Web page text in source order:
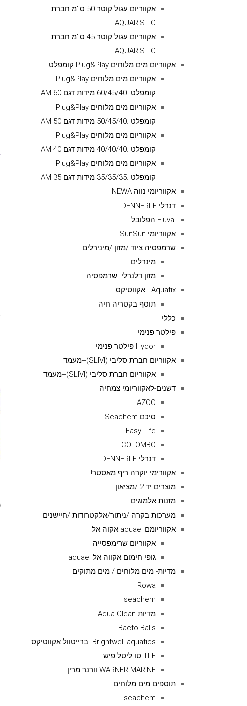
אקווריום עגול קוטר 50 ס''מ חברת
AQUARISTIC
אקווריום עגול קוטר 45 ס''מ חברת
AQUARISTIC
אקווריום מים מלוחים Plug&Play קומפלט
אקווריום מים מלוחים Plug&Play
קומפלט .60/45/40 מידות דגם AM 60
אקווריום מים מלוחים Plug&Play
קומפלט .50/45/40 מידות דגם AM 50
אקווריום מים מלוחים Plug&Play
קומפלט .40/40/40 מידות דגם AM 40
אקווריום מים מלוחים Plug&Play
קומפלט .35/35/35 מידות דגם AM 35
אקווריומי נווה NEWA
דנרלי DENNERLE
Fluval הפלובל
אקווריומי SunSun
שרמפסיה-ציוד /מזון /מינירלים
מינרלים
מזון דלנרלי -שרמפסיה
Aquatix - אקווטיקס
תוסף בקטריה חיה
כללי
פילטר פנימי
Hydor פילטר פנימי
אקווריום חברת סליבי (SLIVIׂׂ)+מעמד
אקווריום חברת סליבי (SLIVIׂׂ)+מעמד
דשנים-לאקווריומי צמחיה
AZOO
סיכם Seachem
Easy Life
COLOMBO
דנרלי-DENNERLE
אקוורימי יוקרה ריף מאסטר!
מוצרים יד 2 /מציאון
מזנות אלמוגים
מערכות בקרה /ניתור/אלקטרודות /חיישנים
אקווריומם aquael אקוה אל
אקווריום שרימפסייה
גופי חימום אקווה אל aquael
מדיות- מים מלוחים / מים מתוקים
Rowa
seachem
מדיות Aqua Clean
Bacto Balls
Brightwell aquatics -ברייטוול אקווטיקס
TLF טו ליטל פיש
WARNER MARINE וורנר מרין
תוספים מים מלוחים
seachem